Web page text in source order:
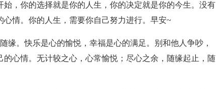
，你的选择就是你的人生，你的决定就是你的今生。没有
情。你的人生，需要你自己努力进行。早安~
缘。快乐是心的愉悦，幸福是心的满足。别和他人争吵，
心情。无计较之心，心常愉悦；尽心之余，随缘起止，随